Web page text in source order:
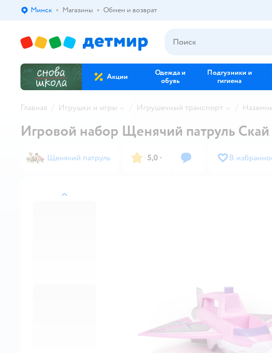
Выбор адреса доставки.
Минск Магазины Обмен и возврат
Акции
Одежда и
обувь
Подгузники и
гигиена
Главная Игрушки и игры Игрушечный транспорт
назад
Игровой набор Щенячий патруль Скай
Щенячий патруль 5,0 · В